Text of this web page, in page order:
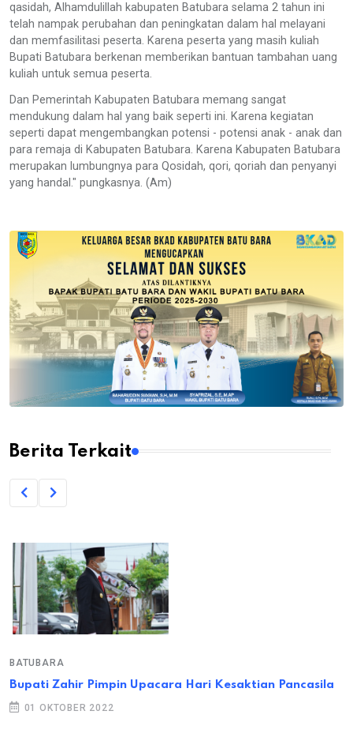
qasidah, Alhamdulillah kabupaten Batubara selama 2 tahun ini
telah nampak perubahan dan peningkatan dalam hal melayani
dan memfasilitasi peserta. Karena peserta yang masih kuliah
Bupati Batubara berkenan memberikan bantuan tambahan uang
kuliah untuk semua peserta.
Dan Pemerintah Kabupaten Batubara memang sangat
mendukung dalam hal yang baik seperti ini. Karena kegiatan
seperti dapat mengembangkan potensi - potensi anak - anak dan
para remaja di Kabupaten Batubara. Karena Kabupaten Batubara
merupakan lumbungnya para Qosidah, qori, qoriah dan penyanyi
yang handal." pungkasnya. (Am)
Berita Terkait
BATUBARA
Bupati Zahir Pimpin Upacara Hari Kesaktian Pancasila
01 OKTOBER 2022